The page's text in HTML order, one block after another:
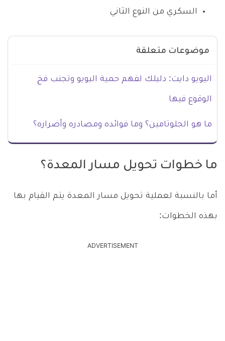
السكري من النوع الثاني
موضوعات متعلقة
اليويو دايت: دليلك لفهم حمية اليويو وتجنب فخ
الوقوع فيها
ما هو الجلوتامين؟ وما فوائده ومصادره وأضراره؟
ما خطوات تحويل مسار المعدة؟
أما بالنسبة لعملية تحويل مسار المعدة يتم القيام بها
بهذه الخطوات:
ADVERTISEMENT